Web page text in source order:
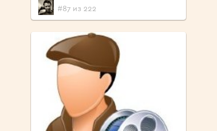
#87 из 222